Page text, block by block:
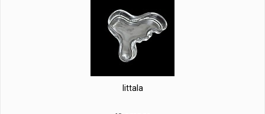
Iittala